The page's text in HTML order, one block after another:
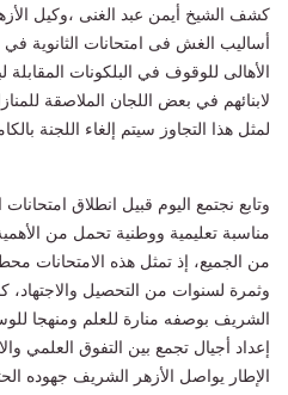
كشف الشيخ أيمن عبد الغنى ،وكيل
أساليب الغش فى امتحانات الثانوية
الأهالى للوقوف في البلكونات
لابنائهم في بعض اللجان الملاصقة
لمثل هذا التجاوز سيتم إلغاء اللجنة
وتابع نجتمع اليوم قبيل انطلاق امتحانات
مناسبة تعليمية ووطنية تحمل من
من الجميع، إذ تمثل هذه الامتحانات
وثمرة لسنوات من التحصيل والاجتهاد،
الشريف بوصفه منارة للعلم ومنهجا
إعداد أجيال تجمع بين التفوق العلمي
الإطار يواصل الأزهر الشريف جهوده